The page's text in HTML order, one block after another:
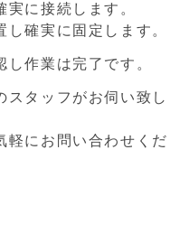
に接続します。
確実に固定します。
作業は完了です。
スタッフがお伺い致し
軽にお問い合わせくだ